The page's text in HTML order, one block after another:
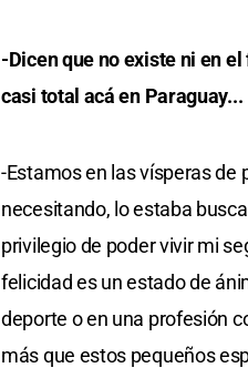
-Dicen que no existe ni en
casi total acá en Paraguay...
-Estamos en las vísperas de
necesitando, lo estaba
privilegio de poder vivir mi
felicidad es un estado de
deporte o en una profesión
más que estos pequeños